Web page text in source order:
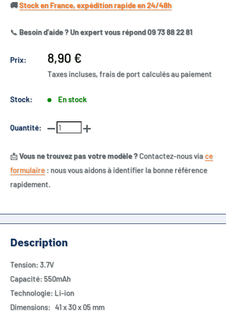
🚚​Stock en France, expédition rapide en 24/48h
📞 Besoin d’aide ? Un expert vous répond 09 73 88 22 81
Prix:
Prix
réduit
8,90 €
Taxes incluses, frais de port calculés au paiement
Stock: En stock
Quantité:
📩Vous ne trouvez pas votre modèle ?Contactez-nous viace
formulaire : nous vous aidons à identifier la bonne référence
rapidement.
Description
Tension: 3.7V
Capacité: 550mAh
Technologie: Li-ion
Dimensions: 41 x 30 x 05 mm